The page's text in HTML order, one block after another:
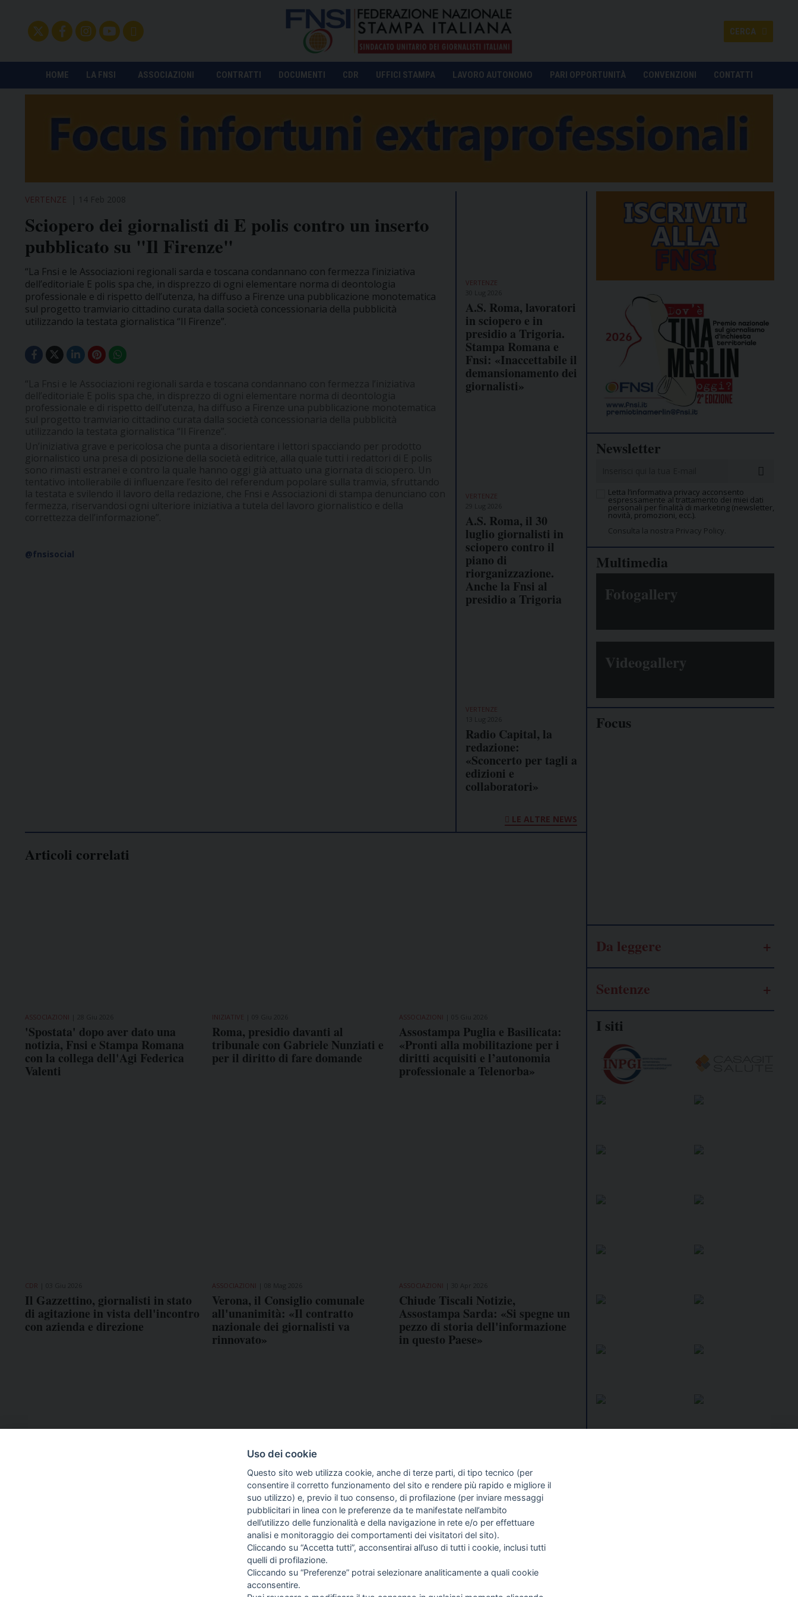
CERCA
HOME LA FNSI ASSOCIAZIONI CONTRATTI DOCUMENTI CDR UFFICI STAMPA LAVORO AUTONOMO PARI OPPORTUNITÀ CONVENZIONI CONTATTI
VERTENZE
Sciopero dei giornalisti di E polis contro un inserto
pubblicato su "Il Firenze"
“La Fnsi e le Associazioni regionali sarda e toscana condannano con fermezza l’iniziativa
dell’editoriale E polis spa che, in disprezzo di ogni elementare norma di deontologia
professionale e di rispetto dell’utenza, ha diffuso a Firenze una pubblicazione monotematica
sul progetto tramviario cittadino curata dalla società concessionaria della pubblicità
utilizzando la testata giornalistica “Il Firenze”.
@fnsisocial
VERTENZE
A.S. Roma, lavoratori
in sciopero e in
presidio a Trigoria.
Stampa Romana e
Fnsi: «Inaccettabile il
demansionamento dei
giornalisti»
VERTENZE
A.S. Roma, il 30
luglio giornalisti in
sciopero contro il
piano di
riorganizzazione.
Anche la Fnsi al
presidio a Trigoria
VERTENZE
Radio Capital, la
redazione:
«Sconcerto per tagli a
edizioni e
collaboratori»
LE ALTRE NEWS
Articoli correlati
ASSOCIAZIONI
'Spostata' dopo aver dato una
notizia, Fnsi e Stampa Romana
con la collega dell'Agi Federica
Valenti
INIZIATIVE
Roma, presidio davanti al
tribunale con Gabriele Nunziati e
per il diritto di fare domande
ASSOCIAZIONI
Assostampa Puglia e Basilicata:
«Pronti alla mobilitazione per i
diritti acquisiti e l’autonomia
professionale a Telenorba»
CDR
Il Gazzettino, giornalisti in stato
di agitazione in vista dell'incontro
con azienda e direzione
ASSOCIAZIONI
Verona, il Consiglio comunale
all'unanimità: «Il contratto
nazionale dei giornalisti va
rinnovato»
ASSOCIAZIONI
Chiude Tiscali Notizie,
Assostampa Sarda: «Si spegne un
pezzo di storia dell'informazione
in questo Paese»
Newsletter
Letta l’informativa privacy acconsento
espressamente al trattamento dei miei dati
personali per finalità di marketing (newsletter,
novità, promozioni, ecc.).
Consulta la nostra Privacy Policy.
Multimedia
Fotogallery
Videogallery
Focus
Da leggere
Sentenze
I siti
GIORNALISMO E
INTELLIGENZA
ARTIFICIALE
Uso dei cookie
Questo sito web utilizza cookie, anche di terze parti, di tipo tecnico (per
consentire il corretto funzionamento del sito e rendere più rapido e migliore il
suo utilizzo) e, previo il tuo consenso, di profilazione (per inviare messaggi
pubblicitari in linea con le preferenze da te manifestate nell’ambito
dell’utilizzo delle funzionalità e della navigazione in rete e/o per effettuare
analisi e monitoraggio dei comportamenti dei visitatori del sito).
Cliccando su “Accetta tutti”, acconsentirai all’uso di tutti i cookie, inclusi tutti
quelli di profilazione.
Cliccando su “Preferenze” potrai selezionare analiticamente a quali cookie
acconsentire.